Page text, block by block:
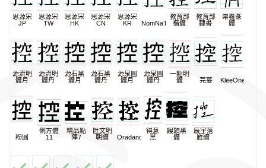
思源宋
JP
思源宋
TW
思源宋
HK
思源宋
CN
思源宋
KR
NomNaTong
教育部
楷體
教育部
隸書
崇羲篆
體
源流明
體月
源流明
體丹
源石黑
體月
源石黑
體丹
源泉圓
體月
源泉圓
體丹
一點明
體
芫荽 KleeOne
粉圓
俐方體
11
精品點
陣7
匯文明
朝體
Oradano
得意
黑
饅頭黑
體
辰宇落
雁體